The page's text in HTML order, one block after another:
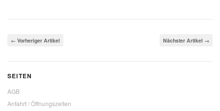
Nächster Artikel →
← Vorheriger Artikel
SEITEN
AGB
Anfahrt / Öffnungszeiten